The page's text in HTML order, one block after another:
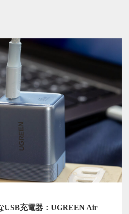
USB充電器：UGREEN Air